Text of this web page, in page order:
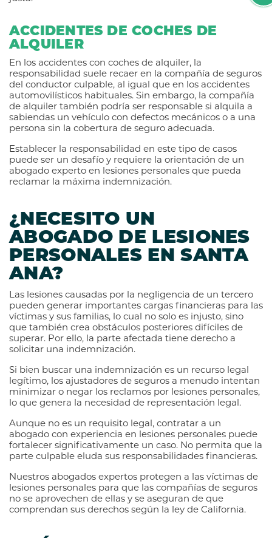
ACCIDENTES DE COCHES DE
ALQUILER
En los accidentes con coches de alquiler, la
responsabilidad suele recaer en la compañía de seguros
del conductor culpable, al igual que en los accidentes
automovilísticos habituales. Sin embargo, la compañía
de alquiler también podría ser responsable si alquila a
sabiendas un vehículo con defectos mecánicos o a una
persona sin la cobertura de seguro adecuada.
Establecer la responsabilidad en este tipo de casos
puede ser un desafío y requiere la orientación de un
abogado experto en lesiones personales que pueda
reclamar la máxima indemnización.
¿NECESITO UN
ABOGADO DE LESIONES
PERSONALES EN SANTA
ANA?
Las lesiones causadas por la negligencia de un tercero
pueden generar importantes cargas financieras para las
víctimas y sus familias, lo cual no solo es injusto, sino
que también crea obstáculos posteriores difíciles de
superar. Por ello, la parte afectada tiene derecho a
solicitar una indemnización.
Si bien buscar una indemnización es un recurso legal
legítimo, los ajustadores de seguros a menudo intentan
minimizar o negar los reclamos por lesiones personales,
lo que genera la necesidad de representación legal.
Aunque no es un requisito legal, contratar a un
abogado con experiencia en lesiones personales puede
fortalecer significativamente un caso. No permita que la
parte culpable eluda sus responsabilidades financieras.
Nuestros abogados expertos protegen a las víctimas de
lesiones personales para que las compañías de seguros
no se aprovechen de ellas y se aseguran de que
comprendan sus derechos según la ley de California.